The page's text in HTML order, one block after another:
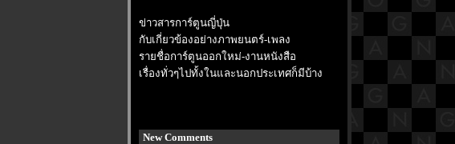
ข่าวสารการ์ตูนญี่ปุ่น
กับเกี่ยวข้องอย่างภาพยนตร์-เพลง
รายชื่อการ์ตูนออกใหม่-งานหนังสือ
เรื่องทั่วๆไปทั้งในและนอกประเทศก็มีบ้าง
New Comments